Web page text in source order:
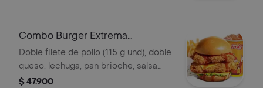
Combo Burger Extrema
Polynesian Beach
Doble filete de pollo (115 g und), doble
queso, lechuga, pan brioche, salsa
Polynesian beach, francesa mediana
$ 47.900